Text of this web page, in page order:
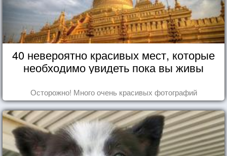
40 невероятно красивых мест, которые
необходимо увидеть пока вы живы
Осторожно! Много очень красивых фотографий